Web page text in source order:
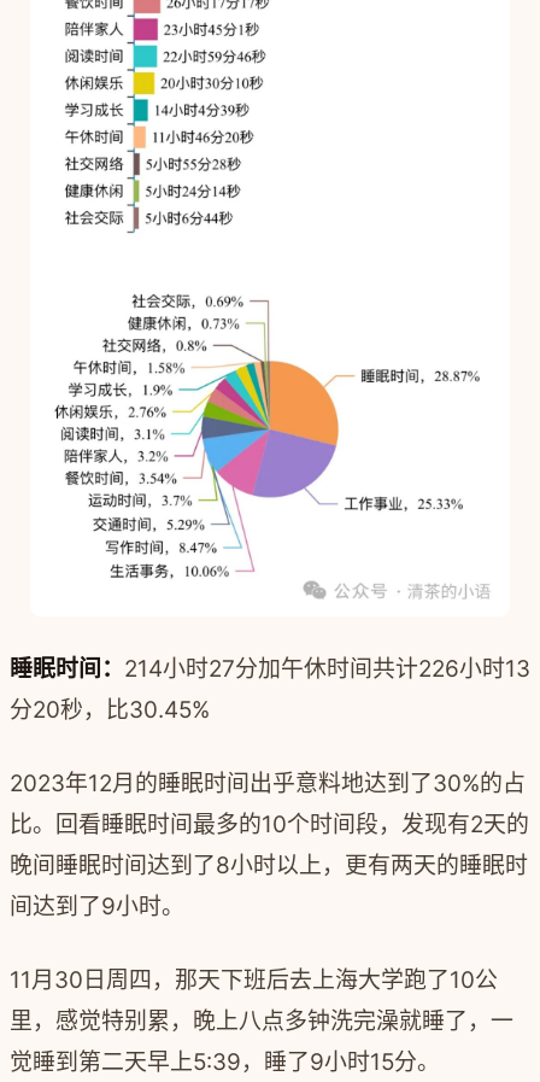
睡眠时间： 214小时27分加午休时间共计226小时13
分20秒，比30.45%
2023年12月的睡眠时间出乎意料地达到了30%的占
比。回看睡眠时间最多的10个时间段，发现有2天的
晚间睡眠时间达到了8小时以上，更有两天的睡眠时
间达到了9小时。
11月30日周四，那天下班后去上海大学跑了10公
里，感觉特别累，晚上八点多钟洗完澡就睡了，一
觉睡到第二天早上5:39，睡了9小时15分。